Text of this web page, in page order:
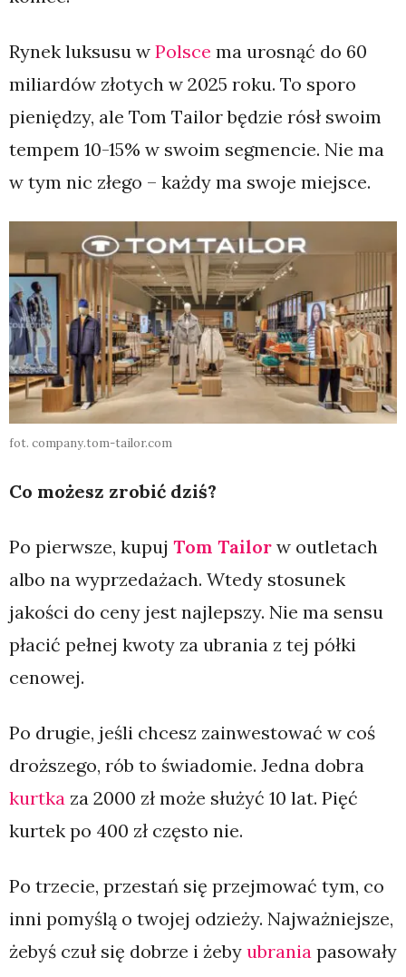
Rynek luksusu w Polsce ma urosnąć do 60
miliardów złotych w 2025 roku. To sporo
pieniędzy, ale Tom Tailor będzie rósł swoim
tempem 10-15% w swoim segmencie. Nie ma
w tym nic złego – każdy ma swoje miejsce.
fot. company.tom-tailor.com
Co możesz zrobić dziś?
Po pierwsze, kupuj Tom Tailor w outletach
albo na wyprzedażach. Wtedy stosunek
jakości do ceny jest najlepszy. Nie ma sensu
płacić pełnej kwoty za ubrania z tej półki
cenowej.
Po drugie, jeśli chcesz zainwestować w coś
droższego, rób to świadomie. Jedna dobra
kurtka za 2000 zł może służyć 10 lat. Pięć
kurtek po 400 zł często nie.
Po trzecie, przestań się przejmować tym, co
inni pomyślą o twojej odzieży. Najważniejsze,
żebyś czuł się dobrze i żeby ubrania pasowały